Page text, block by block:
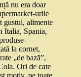
nu era doar
urile
gustul, alimente
Italia, Spania,
la cornet,
„de bază”,
Ori de cate